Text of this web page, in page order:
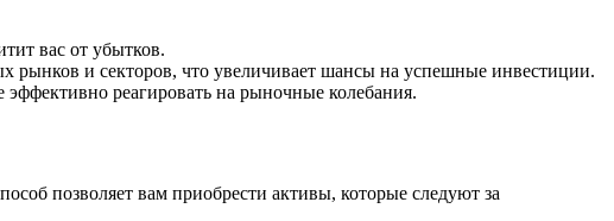
вас от убытков.
рынков и секторов, что увеличивает шансы на успешные инвестиции.
реагировать на рыночные колебания.
позволяет вам приобрести активы, которые следуют за